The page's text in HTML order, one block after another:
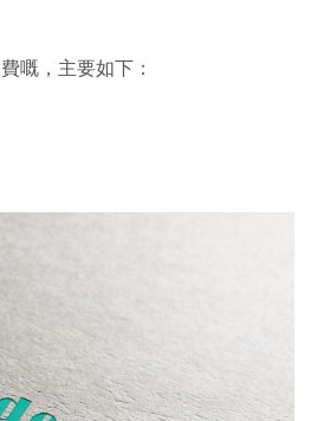
嘅，主要如下：